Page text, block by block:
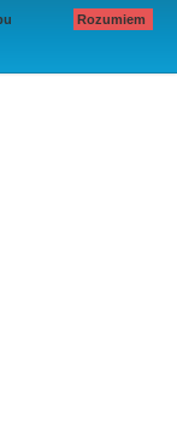
Rozumiem